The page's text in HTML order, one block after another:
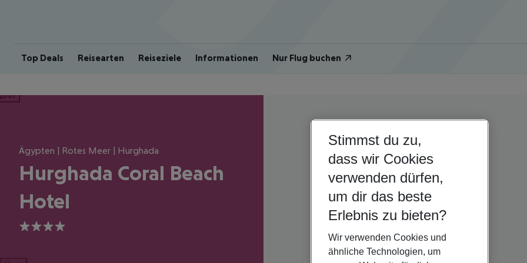
Top Deals Reisearten Reiseziele Informationen Nur Flug buchen
Ägypten | Rotes Meer | Hurghada
Hurghada Coral Beach
Hotel
4
Stimmst du zu,
dass wir Cookies
verwenden dürfen,
um dir das beste
Erlebnis zu bieten?
Wir verwenden Cookies und
ähnliche Technologien, um